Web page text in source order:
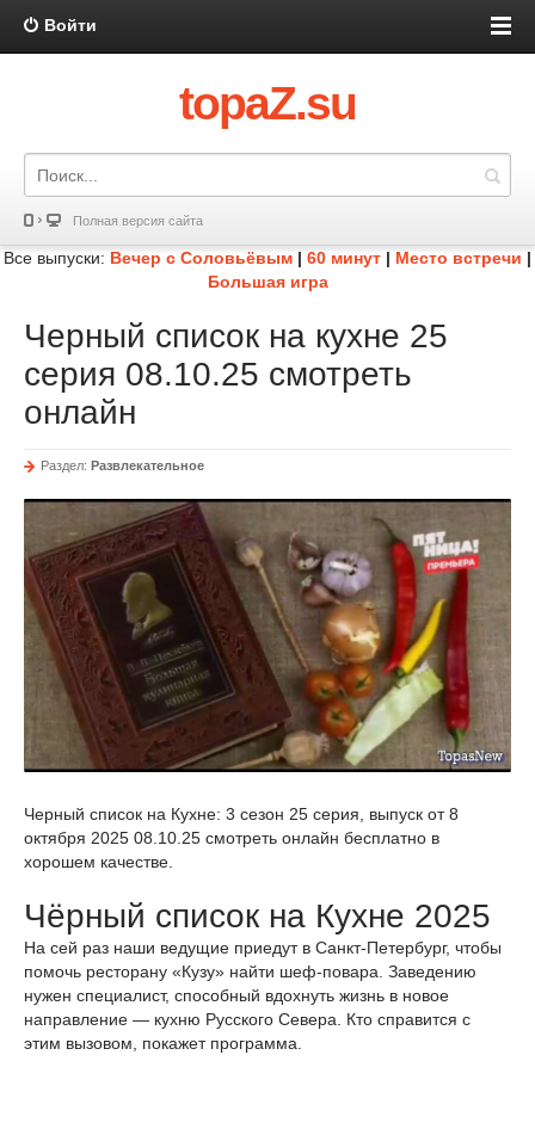
Войти
topaZ.su
Полная версия сайта
Все выпуски: Вечер с Соловьёвым | 60 минут | Место встречи |
Большая игра
Черный список на кухне 25
серия 08.10.25 смотреть
онлайн
Раздел: Развлекательное
Черный список на Кухне: 3 сезон 25 серия, выпуск от 8
октября 2025 08.10.25 смотреть онлайн бесплатно в
хорошем качестве.
Чёрный список на Кухне 2025
На сей раз наши ведущие приедут в Санкт-Петербург, чтобы
помочь ресторану «Кузу» найти шеф-повара. Заведению
нужен специалист, способный вдохнуть жизнь в новое
направление — кухню Русского Севера. Кто справится с
этим вызовом, покажет программа.